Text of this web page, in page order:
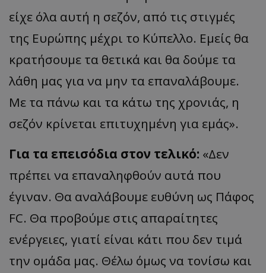
είχε όλα αυτή η σεζόν, από τις στιγμές
της Ευρώπης μέχρι το Κύπελλο. Εμείς θα
κρατήσουμε τα θετικά και θα δούμε τα
λάθη μας για να μην τα επαναλάβουμε.
Με τα πάνω και τα κάτω της χρονιάς, η
σεζόν κρίνεται επιτυχημένη για εμάς».
Για τα επεισόδια στον τελικό: «Δεν
πρέπει να επαναληφθούν αυτά που
έγιναν. Θα αναλάβουμε ευθύνη ως Πάφος
FC. Θα προβούμε στις απαραίτητες
ενέργειες, γιατί είναι κάτι που δεν τιμά
την ομάδα μας. Θέλω όμως να τονίσω και